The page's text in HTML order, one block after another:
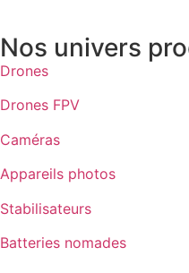
Nos univers
Drones
Drones FPV
Caméras
Appareils photos
Stabilisateurs
Batteries nomades